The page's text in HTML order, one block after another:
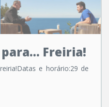
para... Freiria!
e horário:29 de